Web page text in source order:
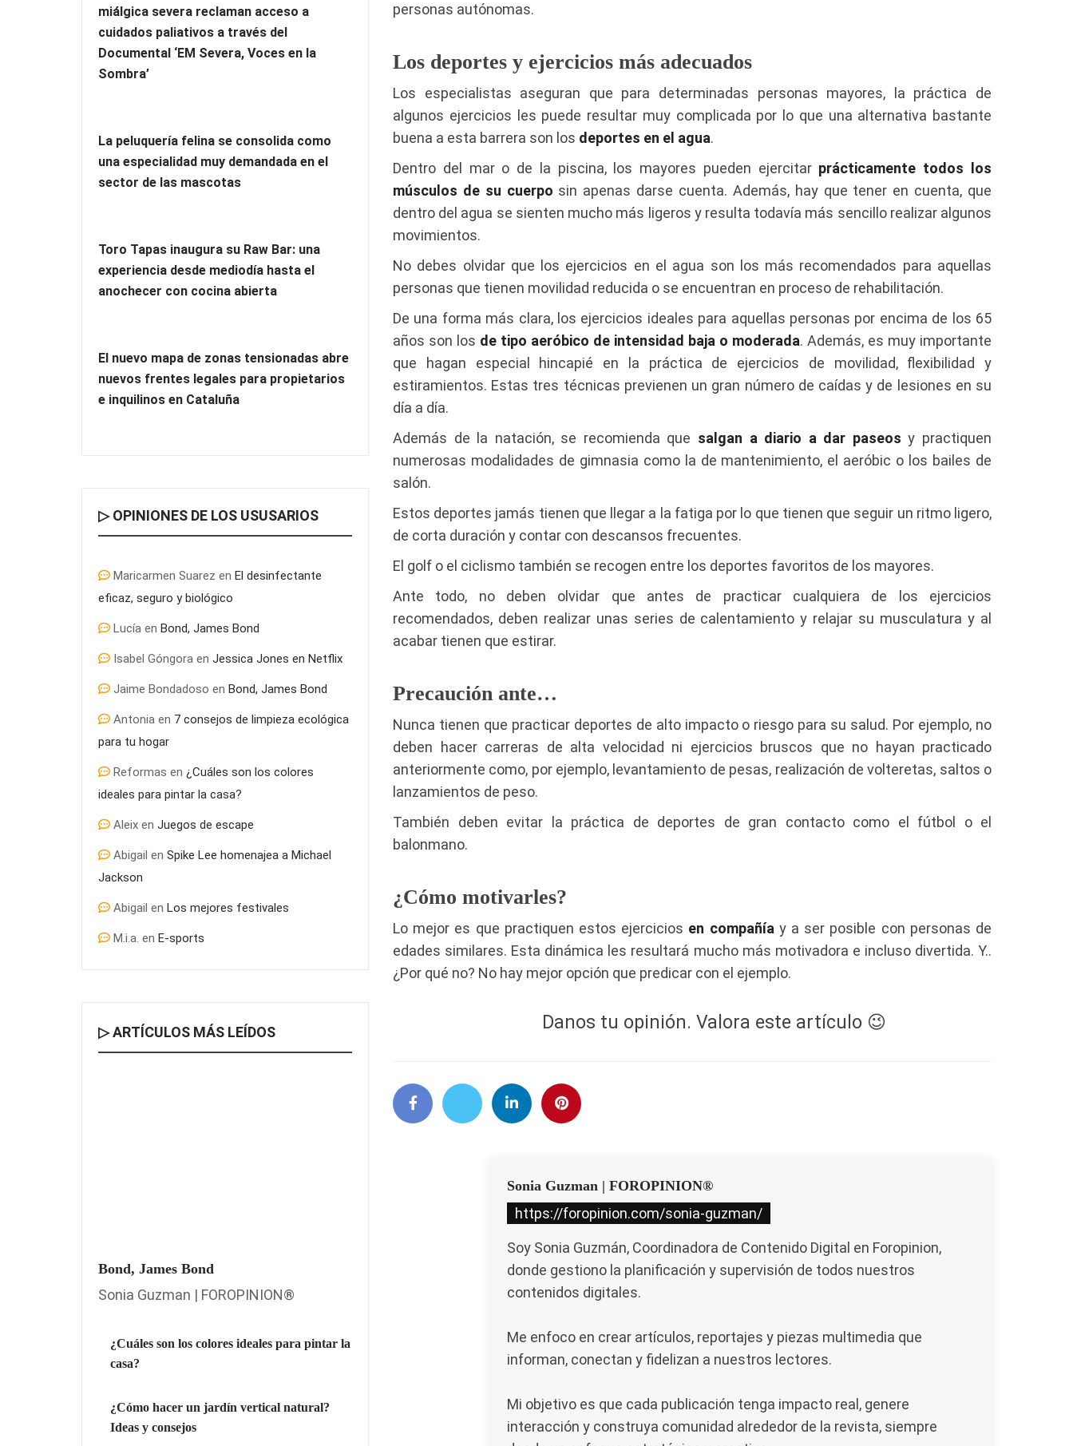
personas autónomas.
Los deportes y ejercicios más adecuados
Los especialistas aseguran que para determinadas personas mayores, la práctica de
algunos ejercicios les puede resultar muy complicada por lo que una alternativa bastante
buena a esta barrera son los deportes en el agua.
Dentro del mar o de la piscina, los mayores pueden ejercitar prácticamente todos los
músculos de su cuerpo sin apenas darse cuenta. Además, hay que tener en cuenta, que
dentro del agua se sienten mucho más ligeros y resulta todavía más sencillo realizar algunos
movimientos.
No debes olvidar que los ejercicios en el agua son los más recomendados para aquellas
personas que tienen movilidad reducida o se encuentran en proceso de rehabilitación.
De una forma más clara, los ejercicios ideales para aquellas personas por encima de los 65
años son los de tipo aeróbico de intensidad baja o moderada. Además, es muy importante
que hagan especial hincapié en la práctica de ejercicios de movilidad, flexibilidad y
estiramientos. Estas tres técnicas previenen un gran número de caídas y de lesiones en su
día a día.
Además de la natación, se recomienda que salgan a diario a dar paseos y practiquen
numerosas modalidades de gimnasia como la de mantenimiento, el aeróbic o los bailes de
salón.
Estos deportes jamás tienen que llegar a la fatiga por lo que tienen que seguir un ritmo ligero,
de corta duración y contar con descansos frecuentes.
El golf o el ciclismo también se recogen entre los deportes favoritos de los mayores.
Ante todo, no deben olvidar que antes de practicar cualquiera de los ejercicios
recomendados, deben realizar unas series de calentamiento y relajar su musculatura y al
acabar tienen que estirar.
Precaución ante…
Nunca tienen que practicar deportes de alto impacto o riesgo para su salud. Por ejemplo, no
deben hacer carreras de alta velocidad ni ejercicios bruscos que no hayan practicado
anteriormente como, por ejemplo, levantamiento de pesas, realización de volteretas, saltos o
lanzamientos de peso.
También deben evitar la práctica de deportes de gran contacto como el fútbol o el
balonmano.
¿Cómo motivarles?
Lo mejor es que practiquen estos ejercicios en compañía y a ser posible con personas de
edades similares. Esta dinámica les resultará mucho más motivadora e incluso divertida. Y..
¿Por qué no? No hay mejor opción que predicar con el ejemplo.
Danos tu opinión. Valora este artículo 😉
Sonia Guzman | FOROPINION®
https://foropinion.com/sonia-guzman/
Soy Sonia Guzmán, Coordinadora de Contenido Digital en Foropinion,
donde gestiono la planificación y supervisión de todos nuestros
contenidos digitales.
Me enfoco en crear artículos, reportajes y piezas multimedia que
informan, conectan y fidelizan a nuestros lectores.
Mi objetivo es que cada publicación tenga impacto real, genere
interacción y construya comunidad alrededor de la revista, siempre
miálgica severa reclaman acceso a
cuidados paliativos a través del
Documental ‘EM Severa, Voces en la
Sombra’
La peluquería felina se consolida como
una especialidad muy demandada en el
sector de las mascotas
Toro Tapas inaugura su Raw Bar: una
experiencia desde mediodía hasta el
anochecer con cocina abierta
El nuevo mapa de zonas tensionadas abre
nuevos frentes legales para propietarios
e inquilinos en Cataluña
▷ OPINIONES DE LOS USUSARIOS
Maricarmen Suarez en El desinfectante
eficaz, seguro y biológico
Lucía en Bond, James Bond
Isabel Góngora en Jessica Jones en Netflix
Jaime Bondadoso en Bond, James Bond
Antonia en 7 consejos de limpieza ecológica
para tu hogar
Reformas en ¿Cuáles son los colores
ideales para pintar la casa?
Aleix en Juegos de escape
Abigail en Spike Lee homenajea a Michael
Jackson
Abigail en Los mejores festivales
M.i.a. en E-sports
▷ ARTÍCULOS MÁS LEÍDOS
Bond, James Bond
Sonia Guzman | FOROPINION®
¿Cuáles son los colores ideales para pintar la
casa?
¿Cómo hacer un jardín vertical natural?
Ideas y consejos